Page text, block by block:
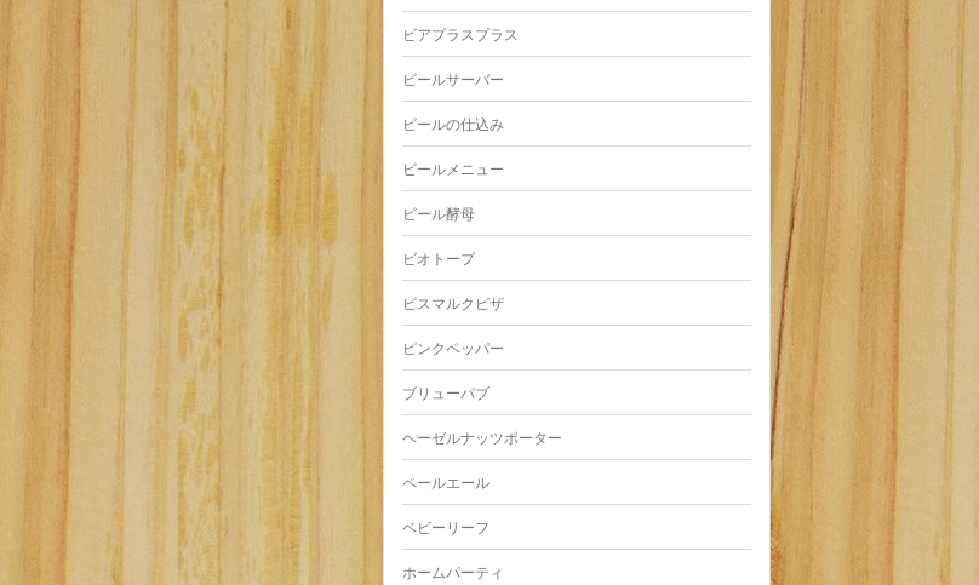
ビアプラスプラス
ビールサーバー
ビールの仕込み
ビールメニュー
ビール酵母
ビオトープ
ビスマルクピザ
ピンクペッパー
ブリューパブ
ヘーゼルナッツポーター
ペールエール
ベビーリーフ
ホームパーティ